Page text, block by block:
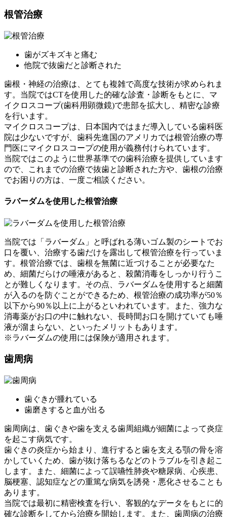
根管治療
歯がズキズキと痛む
他院で抜歯だと診断された
歯根・神経の治療は、とても複雑で高度な技術が求められま
す。当院ではCTを使用した的確な診査・診断をもとに、マ
イクロスコープ(歯科用顕微鏡)で患部を拡大し、精密な診療
を行います。
マイクロスコープは、日本国内ではまだ導入している歯科医
院は少ないですが、歯科先進国のアメリカでは根管治療の専
門医にマイクロスコープの使用が義務付けられています。
当院ではこのように世界基準での歯科治療を提供しています
ので、これまでの治療で抜歯と診断された方や、歯根の治療
でお困りの方は、一度ご相談ください。
ラバーダムを使用した根管治療
当院では「ラバーダム」と呼ばれる薄いゴム製のシートでお
口を覆い、治療する歯だけを露出して根管治療を行っていま
す。根管治療では、歯根を無菌に近づけることが必要なた
め、細菌だらけの唾液があると、殺菌消毒をしっかり行うこ
とが難しくなります。その点、ラバーダムを使用すると細菌
が入るのを防ぐことができるため、根管治療の成功率が50％
以下から90％以上に上がるといわれています。また、強力な
消毒薬がお口の中に触れない、長時間お口を開けていても唾
液が溜まらない、といったメリットもあります。
※ラバーダムの使用には保険が適用されます。
歯周病
歯ぐきが腫れている
歯磨きすると血が出る
歯周病は、歯ぐきや歯を支える歯周組織が細菌によって炎症
を起こす病気です。
歯ぐきの炎症から始まり、進行すると歯を支える顎の骨を溶
かしていくため、歯が抜け落ちるなどのトラブルを引き起こ
します。また、細菌によって誤嚥性肺炎や糖尿病、心疾患、
脳梗塞、認知症などの重篤な病気を誘発・悪化させることも
あります。
当院では最初に精密検査を行い、客観的なデータをもとに的
確な診断をしてから治療を開始します。また、歯周病の治療